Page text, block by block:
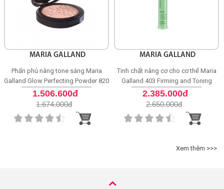
MARIA GALLAND
Phấn phủ nâng tone sáng Maria
Galland Glow Perfecting Powder 820
1.506.600đ
1.674.000đ
MARIA GALLAND
Tinh chất nâng cơ cho cơ thể Maria
Galland 403 Firming and Toning
Essence
2.385.000đ
2.650.000đ
Xem thêm >>>